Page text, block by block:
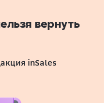
вернуть
inSales